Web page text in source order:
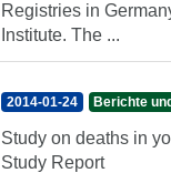
Registries in
Institute. The ...
2014-01-24 Berichte
Study on deaths in
Study Report